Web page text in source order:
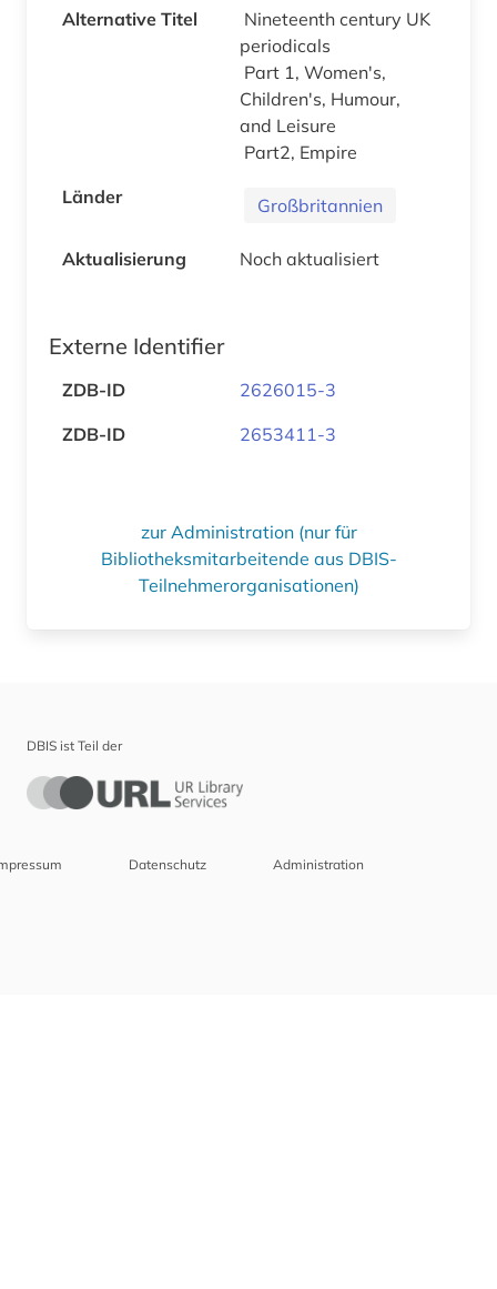
Alternative Titel
Nineteenth century UK
periodicals
Part 1, Women's,
Children's, Humour,
and Leisure
Part2, Empire
Länder
Großbritannien
Aktualisierung Noch aktualisiert
Externe Identifier
ZDB-ID
2626015-3
ZDB-ID
2653411-3
zur Administration (nur für
Bibliotheksmitarbeitende aus DBIS-
Teilnehmerorganisationen)
DBIS ist Teil der
Datenschutz Administration